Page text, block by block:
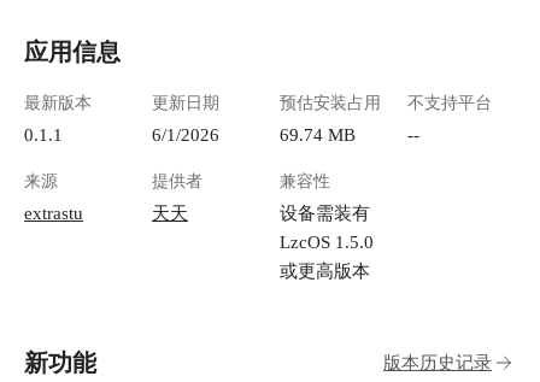
应用信息
最新版本
0.1.1
更新日期
6/1/2026
预估安装占用
69.74 MB
不支持平台
--
来源
extrastu
提供者
天天
兼容性
设备需装有
LzcOS 1.5.0
或更高版本
新功能 版本历史记录